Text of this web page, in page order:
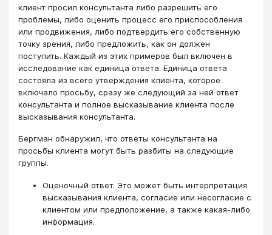
клиент просил консультанта либо разрешить его
проблемы, либо оценить процесс его приспособления
или продвижения, либо подтвердить его собственную
точку зрения, либо предложить, как он должен
поступить. Каждый из этих примеров был включен в
исследование как единица ответа. Единица ответа
состояла из всего утверждения клиента, которое
включало просьбу, сразу же следующий за ней ответ
консультанта и полное высказывание клиента после
высказывания консультанта.
Бергман обнаружил, что ответы консультанта на
просьбы клиента могут быть разбиты на следующие
группы.
Оценочный ответ. Это может быть интерпретация
высказывания клиента, согласие или несогласие с
клиентом или предположение, а также какая-либо
информация.